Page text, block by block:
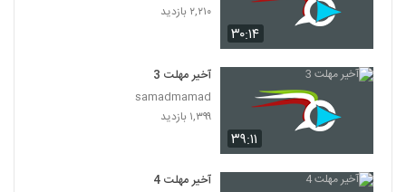
۳۰:۱۴
۲,۲۱۰ بازدید
۳۹:۱۱
آخیر مهلت 3
samadmamad
۱,۳۹۹ بازدید
آخیر مهلت 4